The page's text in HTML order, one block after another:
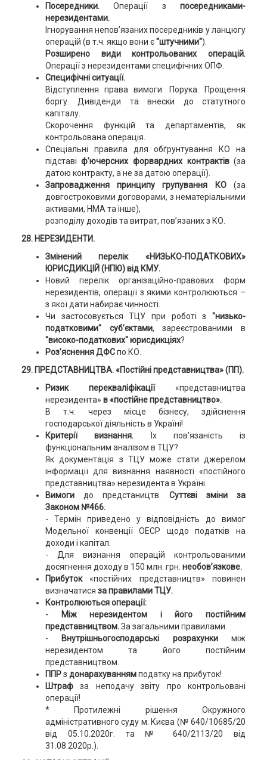
Посередники.Операції зпосередниками-
нерезидентами.
Ігнорування непов’язаних посередників у ланцюгу
операцій (в т.ч. якщо вони є"штучними").
Розширено види контрольованих операцій.
Операції з нерезидентами специфічних ОПФ.
Специфічні ситуації.
Відступлення права вимоги. Порука. Прощення
боргу. Дивіденди та внески до статутного
капіталу.
Скорочення функцій та департаментів, як
контрольована операція.
Спеціальні правила для обґрунтування КО на
підставі ф’ючерсних форвардних контрактів(за
датою контракту, а не за датою операції).
Запровадження принципу групування КО(за
довгостроковими договорами, з нематеріальними
активами, НМА та інше),
розподілу доходів та витрат, пов’язаних з КО.
28. НЕРЕЗИДЕНТИ.
Змінений перелік «НИЗЬКО-ПОДАТКОВИХ»
ЮРИСДИКЦІЙ (НПЮ) від КМУ.
Новий перелік організаційно-правових форм
нерезидентів, операції з якими контролюються –
з якої дати набирає чинності.
Чи застосовується ТЦУ при роботі з"низько-
податковими" суб’єктами, зареєстрованими в
"високо-податкових" юрисдикціях?
Роз’яснення ДФСпо КО.
29. ПРЕДСТАВНИЦТВА. «Постійні представництва» (ПП).
Ризик перекваліфікації«представництва
нерезидента» в «постійне представництво».
В т.ч. через місце бізнесу, здійснення
господарської діяльність в Україні!
Критерії визнання.Їх пов’язаність із
функціональним аналізом в ТЦУ?
Як документація з ТЦУ може стати джерелом
інформації для визнання наявності «постійного
представництва» нерезидента в Україні.
Вимогидо предстаництв.Суттєві зміни за
Законом №466.
- Термін приведено у відповідність до вимог
Модельної конвенції ОЕСР щодо податків на
доходи і капітал.
- Для визнання операцій контрольованими
досягнення доходу в 150 млн. грн. необов’язкове.
Прибуток«постійних представництв» повинен
визначатися за правилами ТЦУ.
Контролюються операції:
- Між нерезидентом і його постійним
представництвом.За загальними правилами.
-
Внутрішньогосподарські розрахункиміж
нерезидентом та його постійним
представництвом.
ППРз донарахуваннямподатку на прибуток!
Штрафза неподачу звіту про контрольовані
операції!
* Протилежні рішення Окружного
адміністративного суду м. Києва (№ 640/10685/20
від 05.10.2020г. та № 640/2113/20 від
31.08.2020р.).